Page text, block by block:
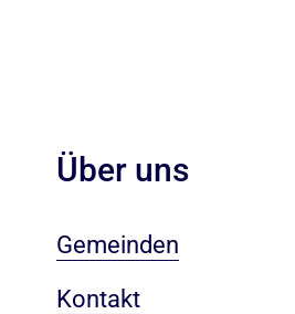
Über uns
Gemeinden
Kontakt